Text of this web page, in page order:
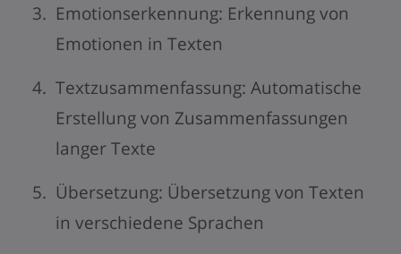
Emotionserkennung: Erkennung von
Emotionen in Texten
Textzusammenfassung: Automatische
Erstellung von Zusammenfassungen
langer Texte
Übersetzung: Übersetzung von Texten
in verschiedene Sprachen